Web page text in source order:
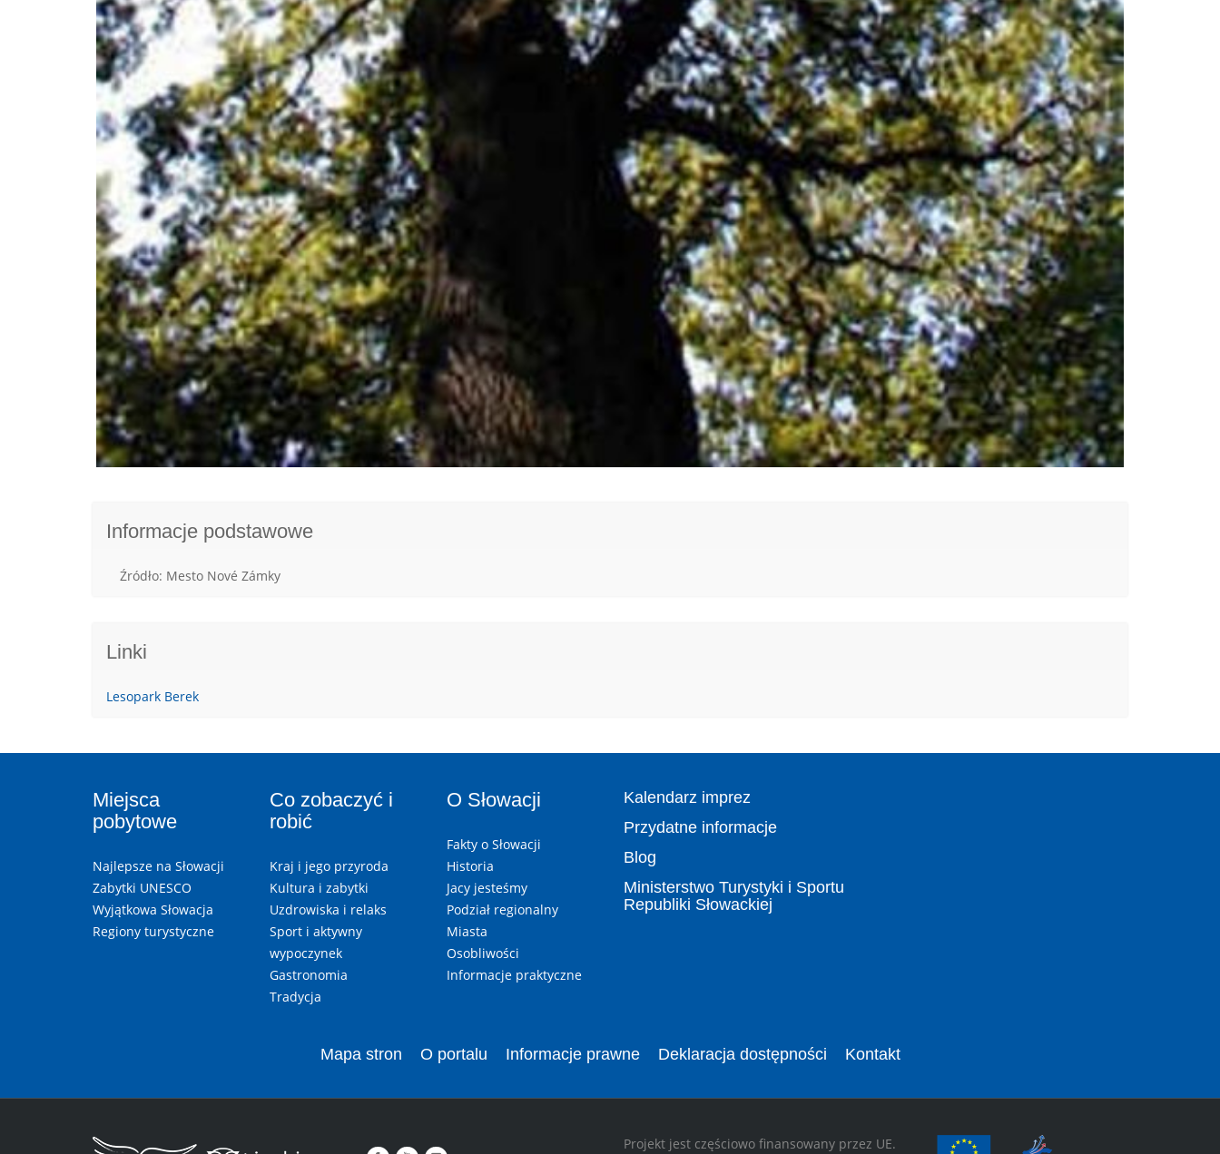
Informacje podstawowe
Źródło: Mesto Nové Zámky
Linki
Lesopark Berek
Miejsca
pobytowe
Najlepsze na Słowacji
Zabytki UNESCO
Wyjątkowa Słowacja
Regiony turystyczne
Co zobaczyć i
robić
Kraj i jego przyroda
Kultura i zabytki
Uzdrowiska i relaks
Sport i aktywny
wypoczynek
Gastronomia
Tradycja
O Słowacji
Fakty o Słowacji
Historia
Jacy jesteśmy
Podział regionalny
Miasta
Osobliwości
Informacje praktyczne
Kalendarz imprez
Przydatne informacje
Blog
Ministerstwo Turystyki i Sportu
Republiki Słowackiej
Mapa stron O portalu Informacje prawne Deklaracja dostępności Kontakt
Projekt jest częściowo finansowany przez UE.